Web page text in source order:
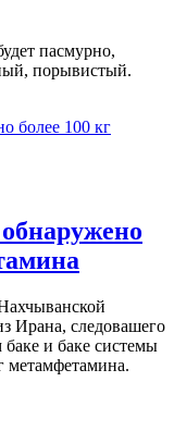
пасмурно,
порывистый.
Ирана, следовашего
и баке системы
метамфетамина.